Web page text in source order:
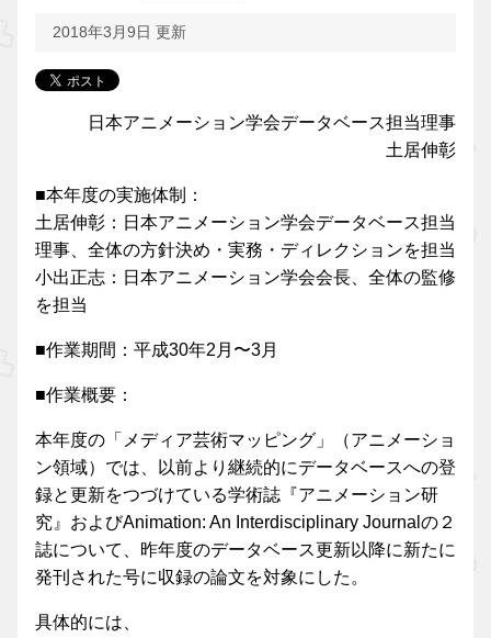
2018年3月9日 更新
日本アニメーション学会データベース担当理事
土居伸彰
■本年度の実施体制：
土居伸彰：日本アニメーション学会データベース担当
理事、全体の方針決め・実務・ディレクションを担当
小出正志：日本アニメーション学会会長、全体の監修
を担当
■作業期間：平成30年2月〜3月
■作業概要：
本年度の「メディア芸術マッピング」（アニメーショ
ン領域）では、以前より継続的にデータベースへの登
録と更新をつづけている学術誌『アニメーション研
究』およびAnimation: An Interdisciplinary Journalの２
誌について、昨年度のデータベース更新以降に新たに
発刊された号に収録の論文を対象にした。
具体的には、